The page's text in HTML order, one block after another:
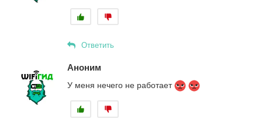
Ответить
Аноним
У меня нечего не работает